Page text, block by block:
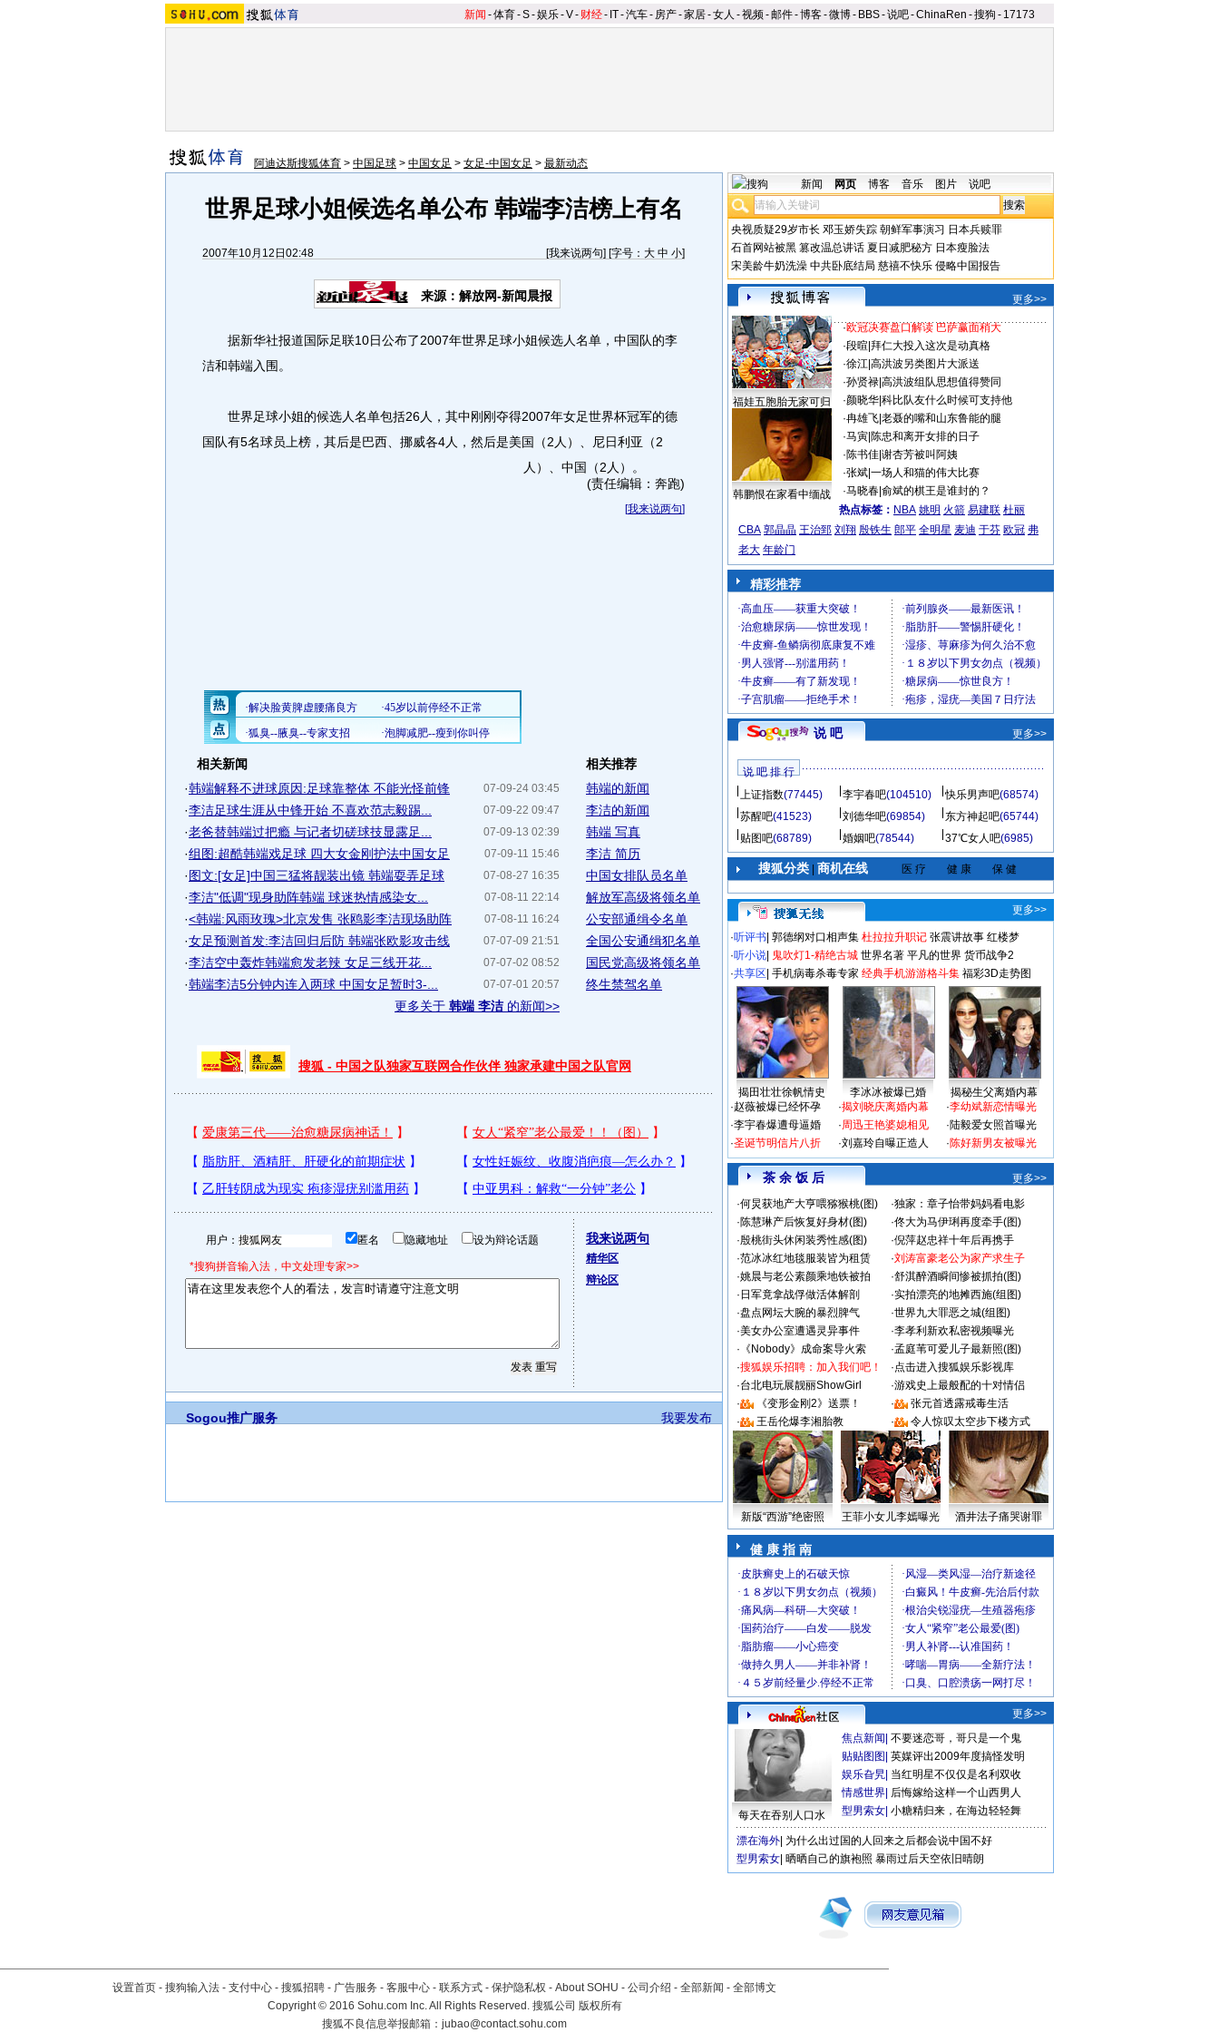
新闻 -体育-S-娱乐-V- 财经- IT-汽车- 房产-家居-女人 -视频-邮件-博客-微博- BBS-说吧-ChinaRen -搜狗 - 17173
阿迪达斯搜狐体育 > 中国足球 > 中国女足 > 女足-中国女足 > 最新动态
世界足球小姐候选名单公布 韩端李洁榜上有名
2007年10月12日02:48 [我来说两句] [字号： 大 中 小]
来源：解放网-新闻晨报
据新华社报道国际足联10日公布了2007年世界足球小姐候选人名单，中国队的李
洁和韩端入围。
世界足球小姐的候选人名单包括26人，其中刚刚夺得2007年女足世界杯冠军的德
国队有5名球员上榜，其后是巴西、挪威各4人，然后是美国（2人）、尼日利亚（2
人）、中国（2人）。
(责任编辑：奔跑)
[我来说两句]
相关新闻
07-09-24 03:45
·韩端解释不进球原因:足球靠整体 不能光怪前锋
07-09-22 09:47
·李洁足球生涯从中锋开始 不喜欢范志毅踢...
07-09-13 02:39
·老爸替韩端过把瘾 与记者切磋球技显露足...
07-09-11 15:46
·组图:超酷韩端戏足球 四大女金刚护法中国女足
07-08-27 16:35
·图文:[女足]中国三猛将靓装出镜 韩端耍弄足球
07-08-11 22:14
·李洁"低调"现身助阵韩端 球迷热情感染女...
07-08-11 16:24
·<韩端:风雨玫瑰>北京发售 张鸥影李洁现场助阵
07-07-09 21:51
·女足预测首发:李洁回归后防 韩端张欧影攻击线
07-07-02 08:52
·李洁空中轰炸韩端愈发老辣 女足三线开花...
07-07-01 20:57
·韩端李洁5分钟内连入两球 中国女足暂时3-...
更多关于 韩端 李洁 的新闻>>
相关推荐
韩端的新闻
李洁的新闻
韩端 写真
李洁 简历
中国女排队员名单
解放军高级将领名单
公安部通缉令名单
全国公安通缉犯名单
国民党高级将领名单
终生禁驾名单
搜狐 - 中国之队独家互联网合作伙伴 独家承建中国之队官网
用户： 匿名 隐藏地址 设为辩论话题
*搜狗拼音输入法，中文处理专家>>
我来说两句
精华区
辩论区
我要发布
Sogou推广服务
新闻 网页 博客 音乐 图片 说吧
央视质疑29岁市长 邓玉娇失踪 朝鲜军事演习 日本兵赎罪
石首网站被黑 篡改温总讲话 夏日减肥秘方 日本瘦脸法
宋美龄牛奶洗澡 中共卧底结局 慈禧不快乐 侵略中国报告
更多>>
福娃五胞胎无家可归
韩鹏恨在家看中缅战
·欧冠决赛盘口解读 巴萨赢面稍大
·段暄 拜仁大投入这次是动真格
·徐江| 高洪波另类图片大派送
·孙贤禄| 高洪波组队思想值得赞同
·颜晓华| 科比队友什么时候可支持他
·冉雄飞| 老聂的嘴和山东鲁能的腿
·马寅| 陈忠和离开女排的日子
·陈书佳| 谢杏芳被叫阿姨
·张斌| 一场人和猫的伟大比赛
·马晓春| 俞斌的棋王是谁封的？
热点标签： NBA 姚明 火箭 易建联 杜丽
CBA 郭晶晶 王治郅 刘翔 殷铁生 郎平 全明星 麦迪 于芬 欧冠 弗
老大 年龄门
精彩推荐
说 吧 更多>>
说 吧 排 行
上证指数(77445) 李宇春吧(104510) 快乐男声吧(68574)
苏醒吧(41523) 刘德华吧(69854) 东方神起吧(65744)
贴图吧(68789) 婚姻吧(78544) 37℃女人吧(6985)
搜狐分类| 商机在线 医 疗 健 康 保 健
更多>>
·听评书 郭德纲对口相声集 杜拉拉升职记 张震讲故事 红楼梦
·听小说 鬼吹灯1-精绝古城 世界名著 平凡的世界 货币战争2
·共享区 手机病毒杀毒专家 经典手机游游格斗集 福彩3D走势图
揭田壮壮徐帆情史 李冰冰被爆已婚
揭秘生父离婚内幕
·赵薇被爆已经怀孕
·李宇春爆遭母逼婚
·圣诞节明信片八折
·揭刘晓庆离婚内幕
·周迅王艳婆媳相见
·刘嘉玲自曝正造人
·李幼斌新恋情曝光
·陆毅爱女照首曝光
·陈好新男友被曝光
茶 余 饭 后
更多>>
·何炅获地产大亨喂猕猴桃(图) ·独家：章子怡带妈妈看电影
·陈慧琳产后恢复好身材(图) ·佟大为马伊琍再度牵手(图)
·殷桃街头休闲装秀性感(图) ·倪萍赵忠祥十年后再携手
·范冰冰红地毯服装皆为租赁 ·刘涛富豪老公为家产求生子
·姚晨与老公素颜乘地铁被拍 ·舒淇醉酒瞬间惨被抓拍(图)
· 日军竟拿战俘做活体解剖 ·实拍漂亮的地摊西施(组图)
·盘点网坛大腕的暴烈脾气 ·世界九大罪恶之城(组图)
·美女办公室遭遇灵异事件 ·李孝利新欢私密视频曝光
· 《Nobody》成命案导火索 ·孟庭苇可爱儿子最新照(图)
·搜狐娱乐招聘：加入我们吧！ ·点击进入搜狐娱乐影视库
·台北电玩展靓丽ShowGirl ·游戏史上最般配的十对情侣
·
《变形金刚2》送票！ ·
张元首透露戒毒生活
·
王岳伦爆李湘胎教 · 令人惊叹太空步下楼方式
新版“西游”绝密照 王菲小女儿李嫣曝光 酒井法子痛哭谢罪
健 康 指 南
更多>>
每天在吞别人口水
焦点新闻 不要迷恋哥，哥只是一个鬼
贴贴图图 英媒评出2009年度搞怪发明
娱乐旮旯 当红明星不仅仅是名利双收
情感世界 后悔嫁给这样一个山西男人
型男索女 小糖精归来，在海边轻轻舞
漂在海外 为什么出过国的人回来之后都会说中国不好
型男索女 晒晒自己的旗袍照 暴雨过后天空依旧晴朗
设置首页 - 搜狗输入法 - 支付中心 - 搜狐招聘 - 广告服务 - 客服中心 - 联系方式 - 保护隐私权 - About SOHU - 公司介绍 - 全部新闻 - 全部博文
Copyright©2016 Sohu.com Inc. All Rights Reserved. 搜狐公司 版权所有
搜狐不良信息举报邮箱： jubao@contact.sohu.com